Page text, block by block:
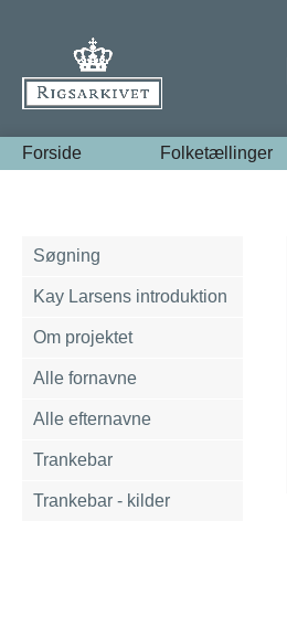
Forside Folketællinger
Søgning
Kay Larsens introduktion
Om projektet
Alle fornavne
Alle efternavne
Trankebar
Trankebar - kilder